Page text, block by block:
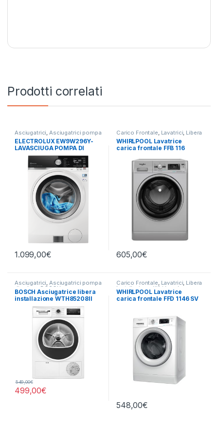
Prodotti correlati
Asciugatrici Asciugatrici pompa
di calore ,Carico Frontale,
Electrolux,Lavasciuga,Lavatrici
Libera Installazione
ELECTROLUX EW9W296Y-
LAVASCIUGA POMPA DI
CALORE 9+6 KG
1.099,00€
Carico Frontale Lavatrici Libera
Installazione Whirlpool
WHIRLPOOL Lavatrice
carica frontale FFB 116
605,00€
Asciugatrici,Asciugatrici pompa
di calore ,BOSCH
BOSCH Asciugatrice libera
installazione WTH85208II
8KG E
499,00€
549,00€
Carico Frontale, Lavatrici, Libera
Installazione Whirlpool
WHIRLPOOL Lavatrice
carica frontale FFD 1146 SV
548,00€